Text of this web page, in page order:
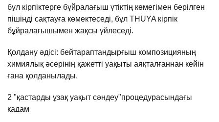
бұл кірпіктерге бұйралағыш үтіктің көмегімен берілген
пішінді сақтауға көмектеседі, бұл THUYA кірпік
бұйралағышымен жақсы үйлеседі.
Қолдану әдісі: бейтараптандырғыш композицияның
химиялық әсерінің қажетті уақыты аяқталғаннан кейін
ғана қолданылады.
2 "қастарды ұзақ уақыт сәндеу"процедурасындағы
қадам